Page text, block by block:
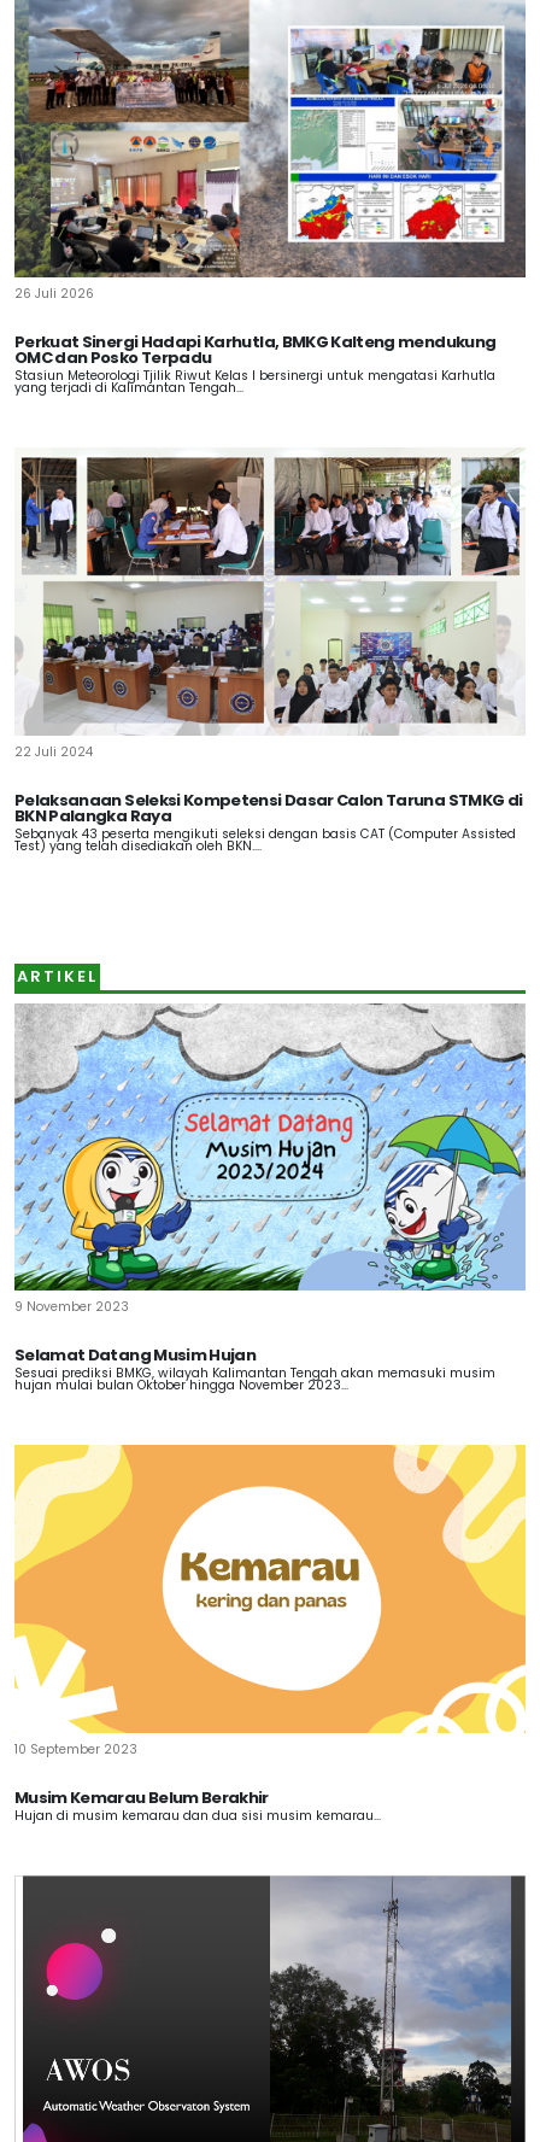
26 Juli 2026
Perkuat Sinergi Hadapi Karhutla, BMKG Kalteng mendukung
OMC dan Posko Terpadu
Stasiun Meteorologi Tjilik Riwut Kelas I bersinergi untuk mengatasi Karhutla
yang terjadi di Kalimantan Tengah...
22 Juli 2024
Pelaksanaan Seleksi Kompetensi Dasar Calon Taruna STMKG di
BKN Palangka Raya
Sebanyak 43 peserta mengikuti seleksi dengan basis CAT (Computer Assisted
Test) yang telah disediakan oleh BKN....
ARTIKEL
9 November 2023
Selamat Datang Musim Hujan
Sesuai prediksi BMKG, wilayah Kalimantan Tengah akan memasuki musim
hujan mulai bulan Oktober hingga November 2023...
10 September 2023
Musim Kemarau Belum Berakhir
Hujan di musim kemarau dan dua sisi musim kemarau...